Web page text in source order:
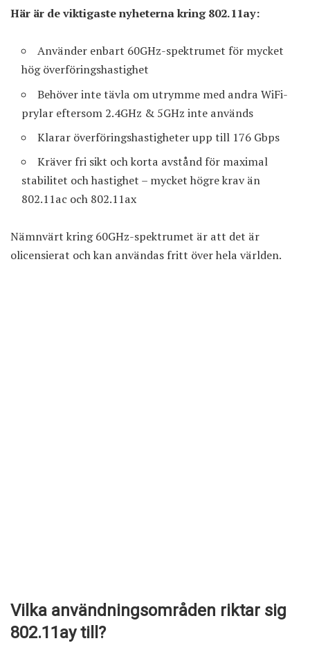
Här är de viktigaste nyheterna kring 802.11ay:
Använder enbart 60GHz-spektrumet för mycket
hög överföringshastighet
Behöver inte tävla om utrymme med andra WiFi-
prylar eftersom 2.4GHz & 5GHz inte används
Klarar överföringshastigheter upp till 176 Gbps
Kräver fri sikt och korta avstånd för maximal
stabilitet och hastighet – mycket högre krav än
802.11ac och 802.11ax
Nämnvärt kring 60GHz-spektrumet är att det är
olicensierat och kan användas fritt över hela världen.
Vilka användningsområden riktar sig
802.11ay till?